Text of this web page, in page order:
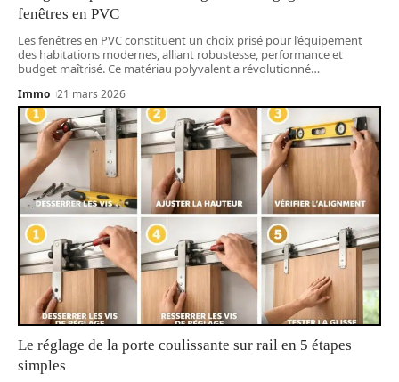
fenêtres en PVC
Les fenêtres en PVC constituent un choix prisé pour l’équipement
des habitations modernes, alliant robustesse, performance et
budget maîtrisé. Ce matériau polyvalent a révolutionné…
Immo 21 mars 2026
Le réglage de la porte coulissante sur rail en 5 étapes
simples